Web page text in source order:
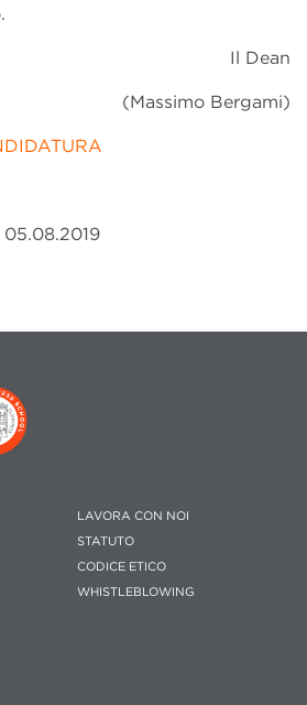
Il Dean
(Massimo Bergami)
LAVORA CON NOI
STATUTO
CODICE ETICO
WHISTLEBLOWING